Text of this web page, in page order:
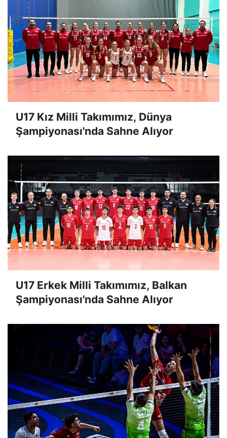
U17 Kız Milli Takımımız, Dünya
Şampiyonası'nda Sahne Alıyor
U17 Erkek Milli Takımımız, Balkan
Şampiyonası'nda Sahne Alıyor